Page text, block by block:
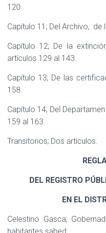
120
Capítulo 11; Del Archivo, de
Capítulo 12; De la
artículos 129 al 143.
Capítulo 13; De las
158.
Capítulo 14; Del
159 al 163.
Transitorios; Dos artículos.
DEL REGISTRO
EN EL
Celestino Gasca,